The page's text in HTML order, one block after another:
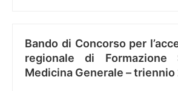
Bando di Concorso per
regionale di Formazione
Medicina Generale –